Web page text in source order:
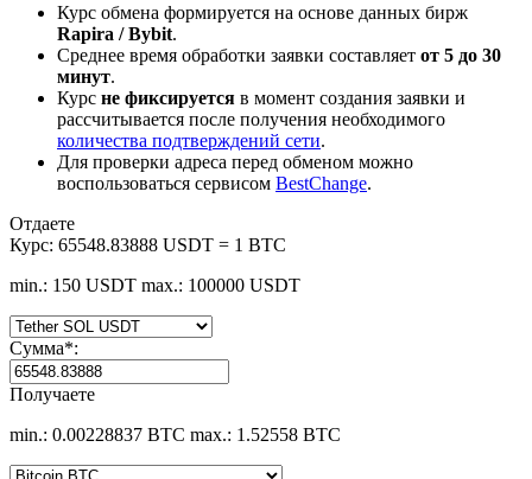
Курс обмена формируется на основе данных бирж
Rapira / Bybit.
Среднее время обработки заявки составляет от 5 до 30
минут.
Курс не фиксируется в момент создания заявки и
рассчитывается после получения необходимого
количества подтверждений сети.
Для проверки адреса перед обменом можно
воспользоваться сервисом BestChange.
Отдаете
Курс: 65548.83888 USDT = 1 BTC
min.: 150 USDT max.: 100000 USDT
Сумма*:
Получаете
min.: 0.00228837 BTC max.: 1.52558 BTC